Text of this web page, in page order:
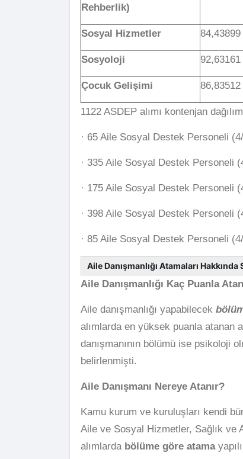
Rehberlik)
Sosyal Hizmetler 84,43899
Sosyoloji 92,63161
Çocuk Gelişimi 86,83512
1122 ASDEP alımı kontenjan
· 65 Aile Sosyal Destek Personeli
· 335 Aile Sosyal Destek Personeli
· 175 Aile Sosyal Destek Personeli
· 398 Aile Sosyal Destek Personeli
· 85 Aile Sosyal Destek Personeli
Aile Danışmanlığı Atamaları Hakkında
Aile Danışmanlığı Kaç Puanla
Aile danışmanlığı yapabilecek
alımlarda en yüksek puanla atanan
danışmanının bölümü ise psikoloji
belirlenmişti.
Aile Danışmanı Nereye Atanır?
Kamu kurum ve kuruluşları kendi
Aile ve Sosyal Hizmetler, Sağlık ve
alımlarda bölüme göre atama